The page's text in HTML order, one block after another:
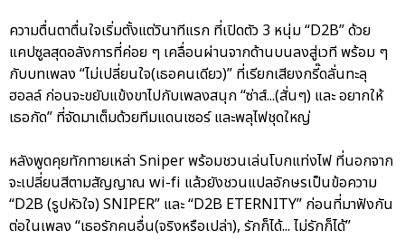
ความตื่นตาตื่นใจเริ่มตั้งแต่วินาทีแรก ที่เปิดตัว 3 หนุ่ม “D2B” ด้วย
แคปซูลสุดอลังการที่ค่อย ๆ เคลื่อนผ่านจากด้านบนลงสู่เวที พร้อม ๆ
กับบทเพลง “ไม่เปลี่ยนใจ(เธอคนเดียว)” ที่เรียกเสียงกรี๊ดลั่นทะลุ
ฮอลล์ ก่อนจะขยับแข้งขาไปกับเพลงสนุก “ซ่าส์...(สั่นๆ) และ อยากให้
เธอกัด” ที่จัดมาเต็มด้วยทีมแดนเซอร์ และพลุไฟชุดใหญ่
หลังพูดคุยทักทายเหล่า Sniper พร้อมชวนเล่นโบกแท่งไฟ ที่นอกจาก
จะเปลี่ยนสีตามสัญญาณ wi-fi แล้วยังชวนแปลอักษรเป็นข้อความ
“D2B (รูปหัวใจ) SNIPER” และ “D2B ETERNITY” ก่อนที่มาฟังกัน
ต่อในเพลง “เธอรักคนอื่น(จริงหรือเปล่า), รักก็ได้... ไม่รักก็ได้”